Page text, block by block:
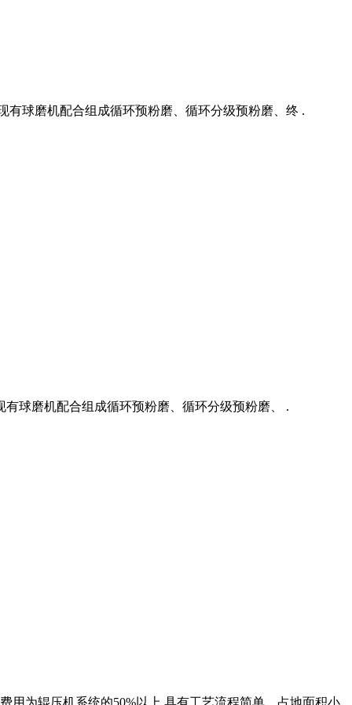
球磨机配合组成循环预粉磨、循环分级预粉磨、终 .
球磨机配合组成循环预粉磨、循环分级预粉磨、 .
用为辊压机系统的50%以上,具有工艺流程简单、占地面积小